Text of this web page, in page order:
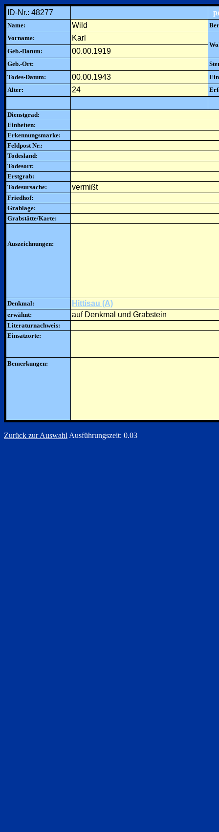
ID-Nr.: 48277
Name: Wild
Vorname:
Karl
Geb.-Datum:
00.00.1919
Geb.-Ort:
Todes-Datum:
00.00.1943
Alter:
24
Dienstgrad:
Einheiten:
Erkennungsmarke:
Feldpost Nr.:
Todesland:
Todesort:
Erstgrab:
Todesursache:
vermißt
Friedhof:
Grablage:
Grabstätte/Karte:
Auszeichnungen:
Denkmal: Hittisau (A)
erwähnt: auf Denkmal und Grabstein
Literaturnachweis:
Einsatzorte:
Bemerkungen:
Zurück zur Auswahl Ausführungszeit: 0.03